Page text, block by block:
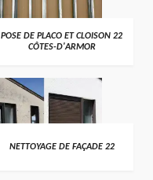
POSE DE PLACO ET CLOISON 22
CÔTES-D'ARMOR
NETTOYAGE DE FAÇADE 22